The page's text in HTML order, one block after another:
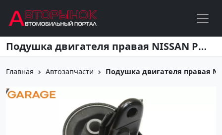
Перейти к основному содержанию Подушка двигателя правая NISSAN PRIMERA / X-TRAIL 00 Краснодар
Главная Автозапчасти Подушка двигателя правая